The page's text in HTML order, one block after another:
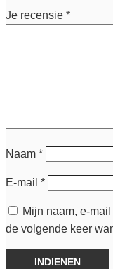
Je recensie *
Naam *
E-mail *
Mijn naam, e-
de volgende keer
INDIENEN